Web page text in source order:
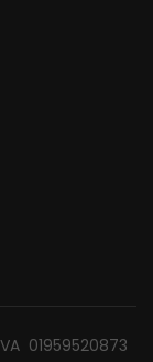
01959520873